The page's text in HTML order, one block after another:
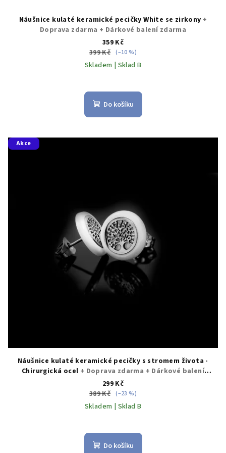
Náušnice kulaté keramické pecičky White se zirkony +
Doprava zdarma + Dárkové balení zdarma
359 Kč
399 Kč (–10 %)
Skladem | Sklad B
hodnocení
produktu
Do košíku
Akce
Náušnice kulaté keramické pecičky s stromem života -
Chirurgická ocel + Doprava zdarma + Dárkové balení
zdarma
299 Kč
389 Kč (–23 %)
Skladem | Sklad B
hodnocení
produktu
Do košíku